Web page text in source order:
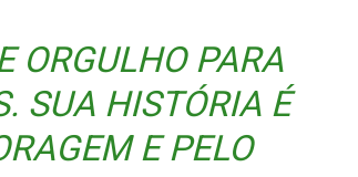
ORGULHO PARA
SUA HISTÓRIA É
E PELO